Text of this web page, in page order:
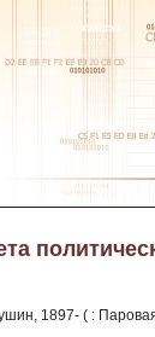
1897- ( :